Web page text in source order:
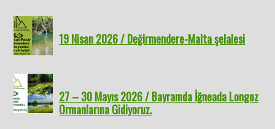
19 Nisan 2026 / Değirmendere-Malta şelalesi
27 – 30 Mayıs 2026 / Bayramda İğneada Longoz
Ormanlarına Gidiyoruz.